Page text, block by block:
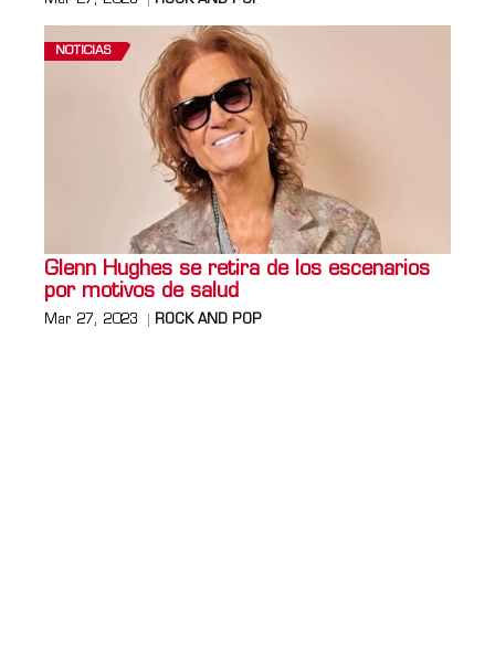
NOTICIAS
Glenn Hughes se retira de los escenarios
por motivos de salud
Mar 27, 2023 ROCK AND POP